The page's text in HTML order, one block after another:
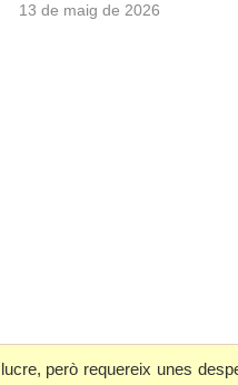
13 de maig de 2026
però requereix unes